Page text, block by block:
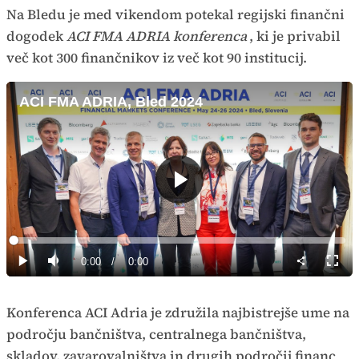
Na Bledu je med vikendom potekal regijski finančni
dogodekACI FMA ADRIA konferenca, ki je privabil
več kot 300 finančnikov iz več kot 90 institucij.
ACI FMA ADRIA, Bled 2024
Predvajaj
PredvajajTiho Current
0:00 / Duration
0:00
Loaded:
0%
način
Konferenca ACI Adria je združila najbistrejše ume na
področju bančništva, centralnega bančništva,